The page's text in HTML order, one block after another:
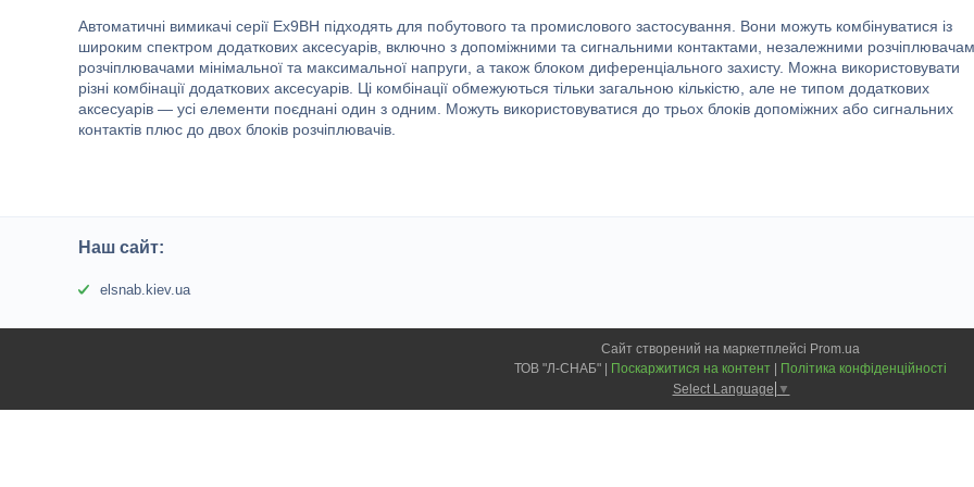
Автоматичні вимикачі серії Ex9BH підходять для побутового та промислового застосування. Вони можуть комбінуватися із
широким спектром додаткових аксесуарів, включно з допоміжними та сигнальними контактами, незалежними
розчіплювачами мінімальної та максимальної напруги, а також блоком диференціального захисту. Можна використовувати
різні комбінації додаткових аксесуарів. Ці комбінації обмежуються тільки загальною кількістю, але не типом додаткових
аксесуарів — усі елементи поєднані один з одним. Можуть використовуватися до трьох блоків допоміжних або сигнальних
контактів плюс до двох блоків розчіплювачів.
Наш сайт:
elsnab.kiev.ua
Сайт створений на маркетплейсі Prom.ua
Поскаржитися на контент
Політика конфіденційності
Select Language ▼